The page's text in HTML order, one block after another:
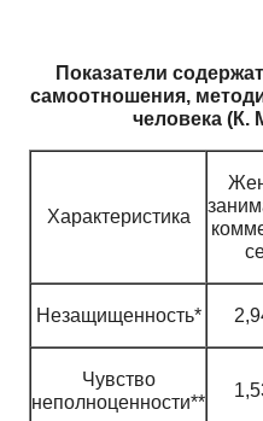
Показатели
самоотношения,
человека (К.
Характеристика
Незащищенность*
Чувство
неполноценности**